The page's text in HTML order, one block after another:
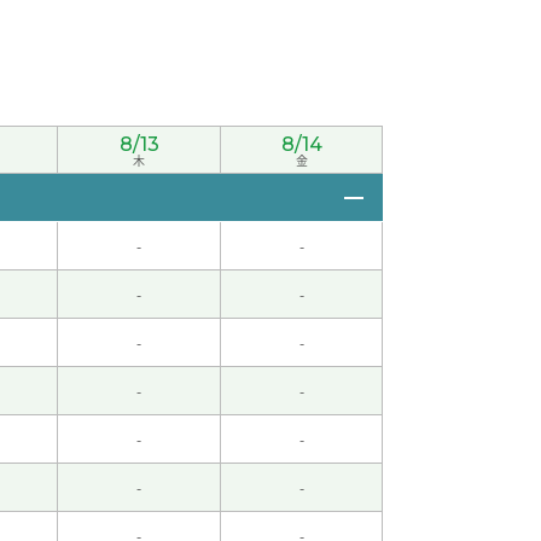
下次也请多多关照。
男性 )
性 )
8/13
木
8/14
金
- -
- -
- -
- -
- -
- -
- -